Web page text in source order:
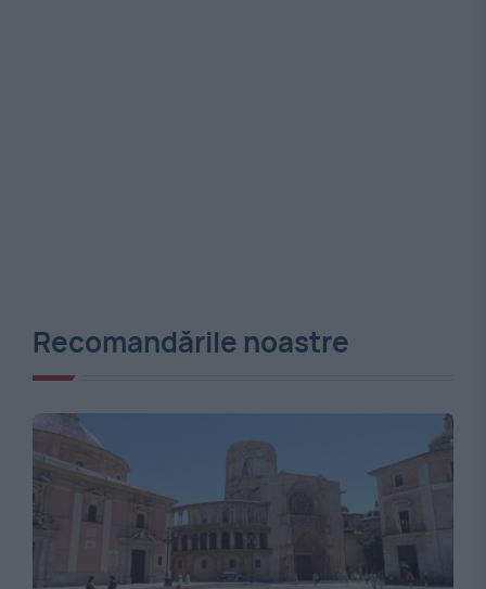
Recomandările noastre